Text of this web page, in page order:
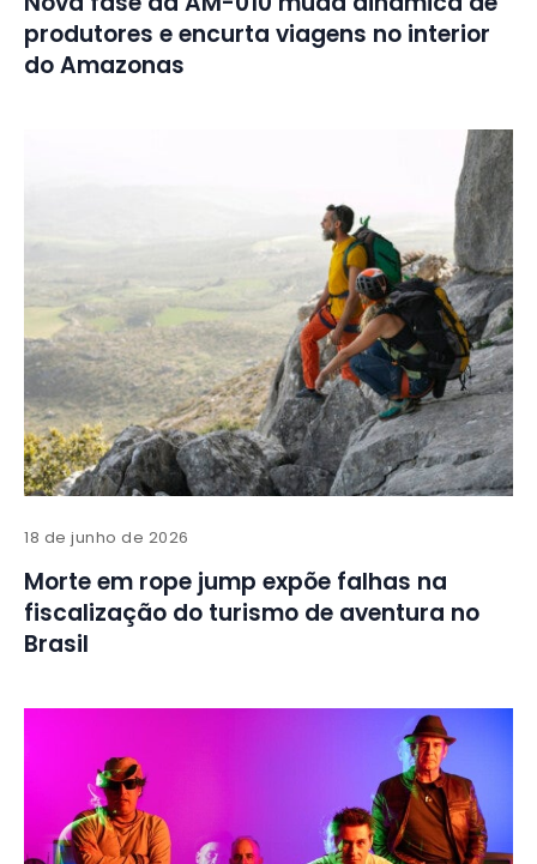
produtores e encurta viagens no interior
do Amazonas
18 de junho de 2026
Morte em rope jump expõe falhas na
fiscalização do turismo de aventura no
Brasil